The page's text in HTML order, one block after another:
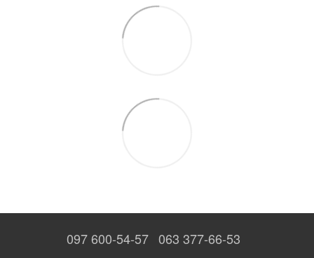
097 600-54-57 063 377-66-53